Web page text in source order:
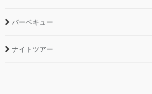
バーベキュー
ナイトツアー